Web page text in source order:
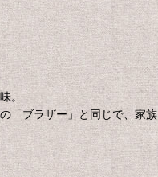
。
「ブラザー」と同じで、家